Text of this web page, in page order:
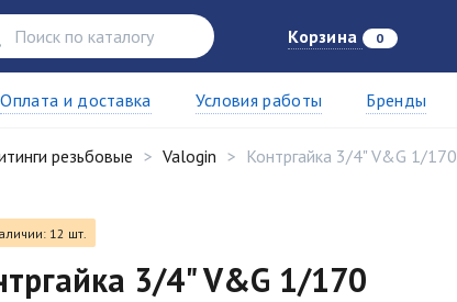
Корзина 0
Оплата и доставка Условия работы Бренды
резьбовые Valogin Контргайка 3/4" V&G 1/170
12 шт.
3/4" V&G 1/170